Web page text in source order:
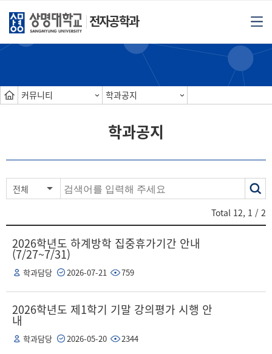
전자공학과
커뮤니티 학과공지
학과공지
전체
Total 12, 1 / 2
2026학년도 하계방학 집중휴가기간 안내
(7/27~7/31)
학과담당 2026-07-21 759
2026학년도 제1학기 기말 강의평가 시행 안
내
학과담당 2026-05-20 2344